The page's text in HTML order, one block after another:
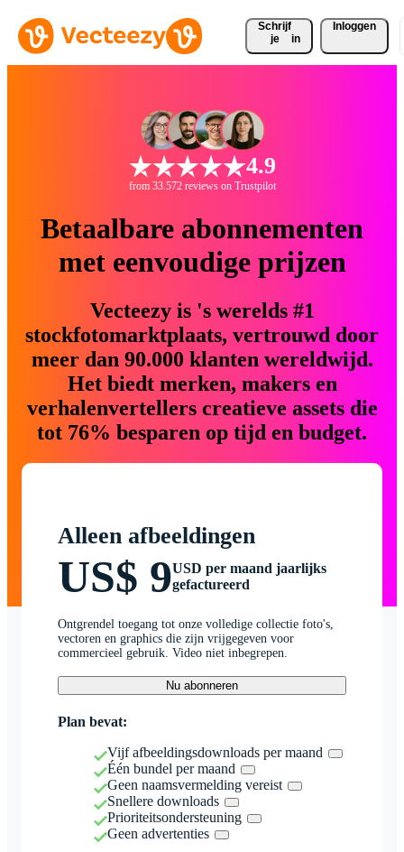
Schrijf
je
in
Inloggen
4.9
from 33.572 reviews on Trustpilot
Betaalbare abonnementen
met eenvoudige prijzen
Vecteezy is 's werelds #1
stockfotomarktplaats, vertrouwd door
meer dan 90.000 klanten wereldwijd.
Het biedt merken, makers en
verhalenvertellers creatieve assets die
tot 76% besparen op tijd en budget.
Alleen afbeeldingen
US$ 9USD per maand jaarlijks
gefactureerd
Ontgrendel toegang tot onze volledige collectie foto's,
vectoren en graphics die zijn vrijgegeven voor
commercieel gebruik. Video niet inbegrepen.
Nu abonneren
Plan bevat:
Vijf afbeeldingsdownloads per maand
Één bundel per maand
Geen naamsvermelding vereist
Snellere downloads
Prioriteitsondersteuning
Geen advertenties